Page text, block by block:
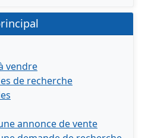
vendre
de recherche
annonce de vente